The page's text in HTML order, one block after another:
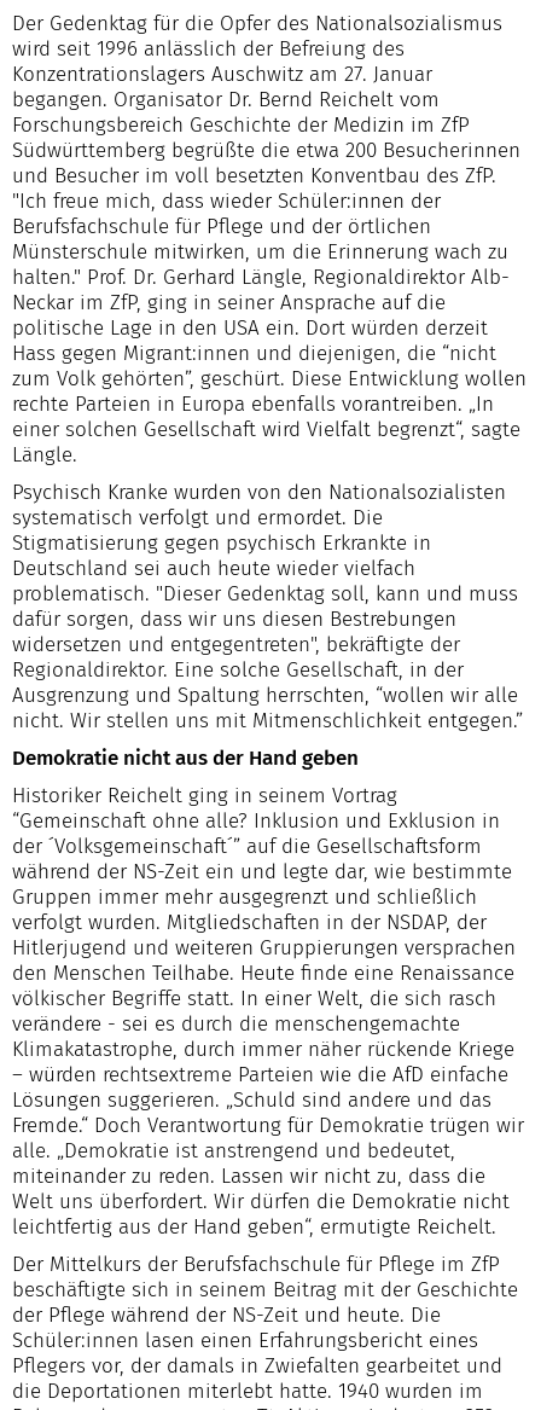
Der Gedenktag für die Opfer des Nationalsozialismus
wird seit 1996 anlässlich der Befreiung des
Konzentrationslagers Auschwitz am 27. Januar
begangen. Organisator Dr. Bernd Reichelt vom
Forschungsbereich Geschichte der Medizin im ZfP
Südwürttemberg begrüßte die etwa 200 Besucherinnen
und Besucher im voll besetzten Konventbau des ZfP.
"Ich freue mich, dass wieder Schüler:innen der
Berufsfachschule für Pflege und der örtlichen
Münsterschule mitwirken, um die Erinnerung wach zu
halten." Prof. Dr. Gerhard Längle, Regionaldirektor Alb-
Neckar im ZfP, ging in seiner Ansprache auf die
politische Lage in den USA ein. Dort würden derzeit
Hass gegen Migrant:innen und diejenigen, die “nicht
zum Volk gehörten”, geschürt. Diese Entwicklung wollen
rechte Parteien in Europa ebenfalls vorantreiben. „In
einer solchen Gesellschaft wird Vielfalt begrenzt“, sagte
Längle.
Psychisch Kranke wurden von den Nationalsozialisten
systematisch verfolgt und ermordet. Die
Stigmatisierung gegen psychisch Erkrankte in
Deutschland sei auch heute wieder vielfach
problematisch. "Dieser Gedenktag soll, kann und muss
dafür sorgen, dass wir uns diesen Bestrebungen
widersetzen und entgegentreten", bekräftigte der
Regionaldirektor. Eine solche Gesellschaft, in der
Ausgrenzung und Spaltung herrschten, “wollen wir alle
nicht. Wir stellen uns mit Mitmenschlichkeit entgegen.”
Demokratie nicht aus der Hand geben
Historiker Reichelt ging in seinem Vortrag
“Gemeinschaft ohne alle? Inklusion und Exklusion in
der ´Volksgemeinschaft´” auf die Gesellschaftsform
während der NS-Zeit ein und legte dar, wie bestimmte
Gruppen immer mehr ausgegrenzt und schließlich
verfolgt wurden. Mitgliedschaften in der NSDAP, der
Hitlerjugend und weiteren Gruppierungen versprachen
den Menschen Teilhabe. Heute finde eine Renaissance
völkischer Begriffe statt. In einer Welt, die sich rasch
verändere - sei es durch die menschengemachte
Klimakatastrophe, durch immer näher rückende Kriege
– würden rechtsextreme Parteien wie die AfD einfache
Lösungen suggerieren. „Schuld sind andere und das
Fremde.“ Doch Verantwortung für Demokratie trügen wir
alle. „Demokratie ist anstrengend und bedeutet,
miteinander zu reden. Lassen wir nicht zu, dass die
Welt uns überfordert. Wir dürfen die Demokratie nicht
leichtfertig aus der Hand geben“, ermutigte Reichelt.
Der Mittelkurs der Berufsfachschule für Pflege im ZfP
beschäftigte sich in seinem Beitrag mit der Geschichte
der Pflege während der NS-Zeit und heute. Die
Schüler:innen lasen einen Erfahrungsbericht eines
Pflegers vor, der damals in Zwiefalten gearbeitet und
die Deportationen miterlebt hatte. 1940 wurden im